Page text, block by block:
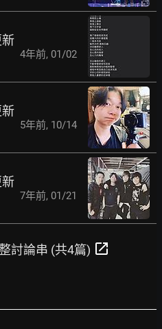
新
4年前, 01/02
新
5年前, 10/14
新
7年前, 01/21
討論串 (共4篇) open_in_new